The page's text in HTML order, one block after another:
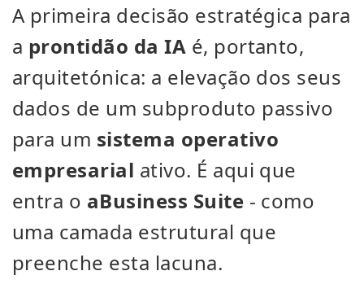
A primeira decisão estratégica para
a prontidão da IA é, portanto,
arquitetónica: a elevação dos seus
dados de um subproduto passivo
para um sistema operativo
empresarial ativo. É aqui que
entra o aBusiness Suite - como
uma camada estrutural que
preenche esta lacuna.